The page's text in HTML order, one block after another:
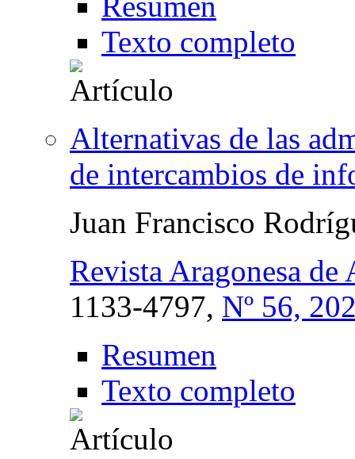
Texto completo
Alternativas de las
de intercambios de
Juan Francisco
Revista Aragonesa
1133-4797, Nº 56,
Resumen
Texto completo